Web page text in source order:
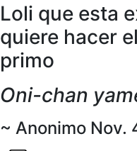
Loli que esta
quiere hacer
primo
Oni-chan
~ Anonimo Nov.